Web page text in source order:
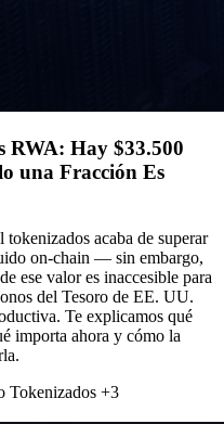
RWA: Hay $33.500
una Fracción Es
acaba de superar
on-chain — sin embargo,
ese valor es inaccesible para
del Tesoro de EE. UU.
Te explicamos qué
importa ahora y cómo la
Tokenizados +3